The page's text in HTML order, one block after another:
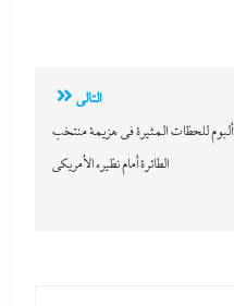
التالي
ألبوم للحظات المثيرة في هزيمة منتخب
الطائرة أمام نظيره الأمريكى